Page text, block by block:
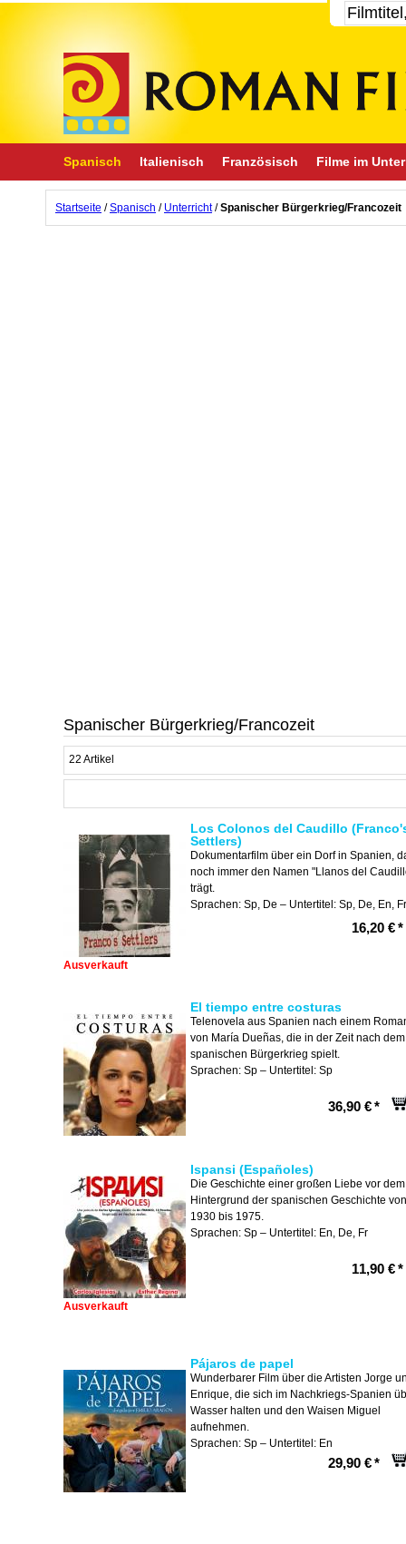
Spanisch Italienisch Französisch Filme im
Startseite /Spanisch / Unterricht /Spanischer Bürgerkrieg/Francozeit
Spanischer Bürgerkrieg/Francozeit
22 Artikel
Los Colonos del Caudillo
Settlers)
Dokumentarfilm über ein Dorf in Spanien,
noch immer den Namen "Llanos del
trägt.
Sprachen: Sp, De – Untertitel: Sp, De, En, Fr
16,20 €*
Ausverkauft
El tiempo entre costuras
Telenovela aus Spanien nach einem
von María Dueñas, die in der Zeit nach dem
spanischen Bürgerkrieg spielt.
Sprachen: Sp – Untertitel: Sp
36,90 €*
Ispansi (Españoles)
Die Geschichte einer großen Liebe vor dem
Hintergrund der spanischen Geschichte von
1930 bis 1975.
Sprachen: Sp – Untertitel: En, De, Fr
11,90 €*
Ausverkauft
Pájaros de papel
Wunderbarer Film über die Artisten Jorge
Enrique, die sich im Nachkriegs-Spanien
Wasser halten und den Waisen Miguel
aufnehmen.
Sprachen: Sp – Untertitel: En
29,90 €*